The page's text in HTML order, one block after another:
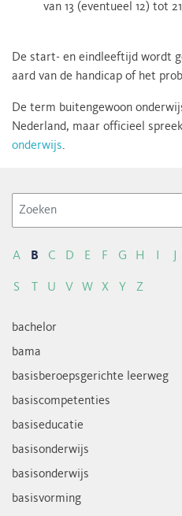
van 13 (eventueel 12) tot
De start- en eindleeftijd wordt
aard van de handicap of het
De term buitengewoon
Nederland, maar officieel
onderwijs.
A B C D E F G H I
S T U V W X Y Z
bachelor
bama
basisberoepsgerichte leerweg
basiscompetenties
basiseducatie
basisonderwijs
basisonderwijs
basisvorming